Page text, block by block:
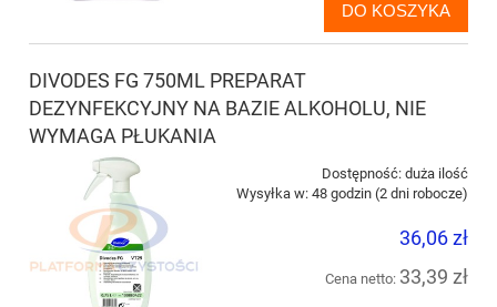
DO KOSZYKA
DIVODES FG 750ML PREPARAT
DEZYNFEKCYJNY NA BAZIE ALKOHOLU, NIE
WYMAGA PŁUKANIA
Dostępność: duża ilość
Wysyłka w: 48 godzin (2 dni robocze)
36,06 zł
Cena netto: 33,39 zł